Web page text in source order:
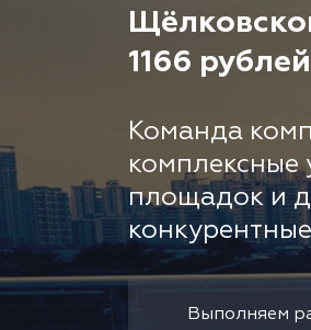
1166
Команда
комплексные
площадок и
Выполняем